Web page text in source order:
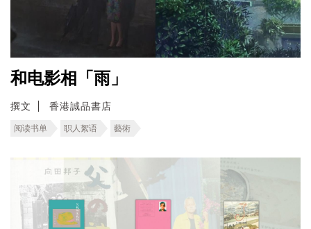
和电影相「雨」
撰文 香港誠品書店
阅读书单 职人絮语 藝術